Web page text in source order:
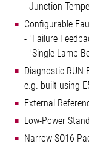
- Junction
Configurable
- "Failure
- "Single Lamp
Diagnostic RUN
e.g. built using
External
Low-Power
Narrow SO16